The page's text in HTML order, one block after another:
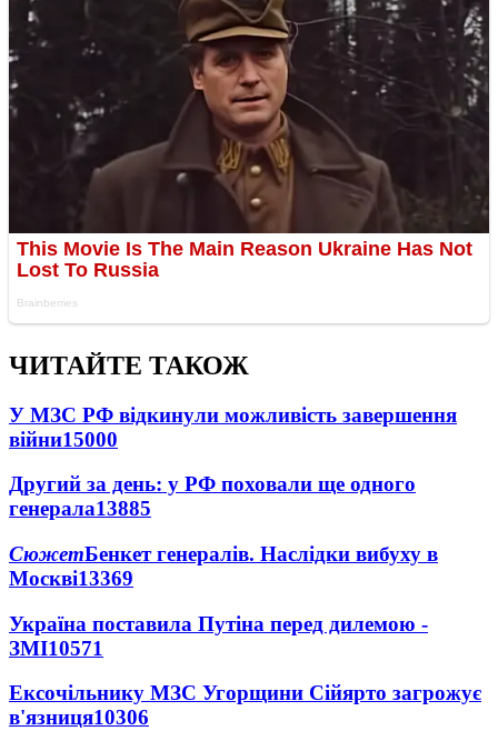
ЧИТАЙТЕ ТАКОЖ
У МЗС РФ відкинули можливість завершення
війни15000
Другий за день: у РФ поховали ще одного
генерала13885
СюжетБенкет генералів. Наслідки вибуху в
Москві13369
Україна поставила Путіна перед дилемою -
ЗМІ10571
Ексочільнику МЗС Угорщини Сійярто загрожує
в'язниця10306